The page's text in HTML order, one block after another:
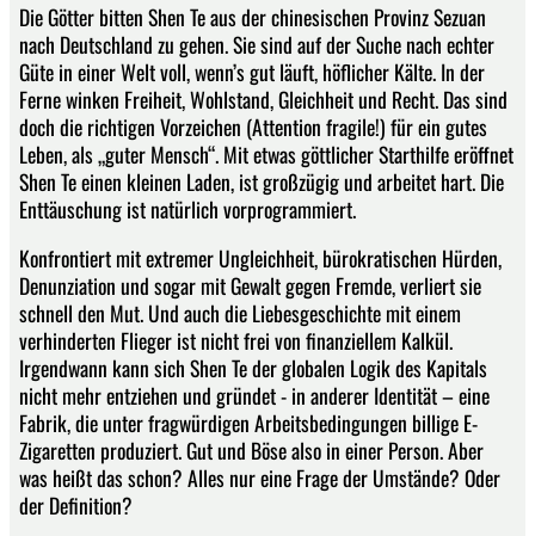
Die Götter bitten Shen Te aus der chinesischen Provinz Sezuan
nach Deutschland zu gehen. Sie sind auf der Suche nach echter
Güte in einer Welt voll, wenn’s gut läuft, höflicher Kälte. In der
Ferne winken Freiheit, Wohlstand, Gleichheit und Recht. Das sind
doch die richtigen Vorzeichen (Attention fragile!) für ein gutes
Leben, als „guter Mensch“. Mit etwas göttlicher Starthilfe eröffnet
Shen Te einen kleinen Laden, ist großzügig und arbeitet hart. Die
Enttäuschung ist natürlich vorprogrammiert.
Konfrontiert mit extremer Ungleichheit, bürokratischen Hürden,
Denunziation und sogar mit Gewalt gegen Fremde, verliert sie
schnell den Mut. Und auch die Liebesgeschichte mit einem
verhinderten Flieger ist nicht frei von finanziellem Kalkül.
Irgendwann kann sich Shen Te der globalen Logik des Kapitals
nicht mehr entziehen und gründet - in anderer Identität – eine
Fabrik, die unter fragwürdigen Arbeitsbedingungen billige E-
Zigaretten produziert. Gut und Böse also in einer Person. Aber
was heißt das schon? Alles nur eine Frage der Umstände? Oder
der Definition?